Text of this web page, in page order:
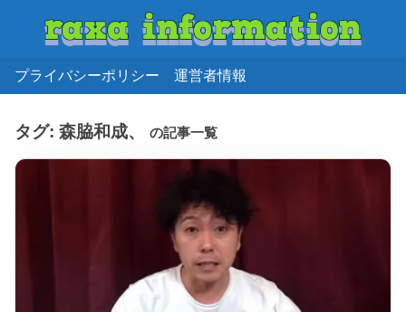
プライバシーポリシー 運営者情報
タグ: 森脇和成、 の記事一覧